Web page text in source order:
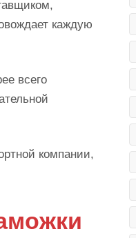
каждую
всего
компании,